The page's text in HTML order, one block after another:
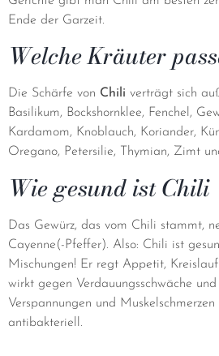
Ende der Garzeit.
Welche Kräuter
Die Schärfe von Chili verträgt sich
Basilikum, Bockshornklee, Fenchel,
Kardamom, Knoblauch, Koriander,
Oregano, Petersilie, Thymian, Zimt
Wie gesund ist Chili
Das Gewürz, das vom Chili stammt,
Cayenne(-Pfeffer). Also: Chili ist
Mischungen! Er regt Appetit,
wirkt gegen Verdauungsschwäche
Verspannungen und
antibakteriell.